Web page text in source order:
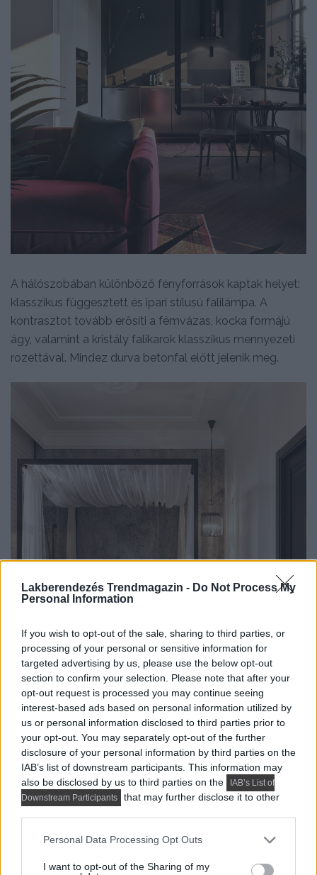
Lakberendezés Trendmagazin - Do Not Process My
Personal Information
If you wish to opt-out of the sale, sharing to third parties, or
processing of your personal or sensitive information for
targeted advertising by us, please use the below opt-out
section to confirm your selection. Please note that after your
opt-out request is processed you may continue seeing
interest-based ads based on personal information utilized by
us or personal information disclosed to third parties prior to
your opt-out. You may separately opt-out of the further
disclosure of your personal information by third parties on the
IAB’s list of downstream participants. This information may
also be disclosed by us to third parties on the
IAB’s List of
Downstream Participants
that may further disclose it to other
Please note that this website/app uses one or more Google
not limited to your visit or usage behaviour. You may click to
Personal Data Processing Opt Outs
I want to opt-out of the Sharing of my
A hálószobában különböző fényforrások kaptak helyet:
klasszikus függesztett és ipari stílusú falilámpa. A
kontrasztot tovább erősíti a fémvázas, kocka formájú
ágy, valamint a kristály falikarok klasszikus mennyezeti
rozettával. Mindez durva betonfal előtt jelenik meg.